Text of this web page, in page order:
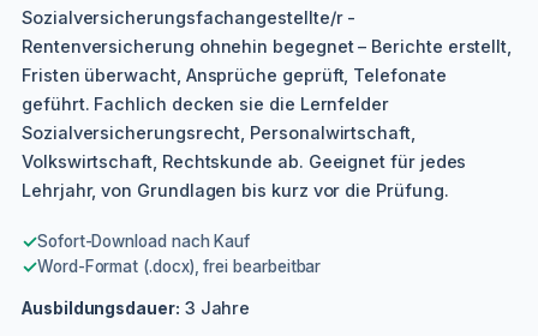
Sozialversicherungsfachangestellte/r -
Rentenversicherung ohnehin begegnet – Berichte erstellt,
Fristen überwacht, Ansprüche geprüft, Telefonate
geführt. Fachlich decken sie die Lernfelder
Sozialversicherungsrecht, Personalwirtschaft,
Volkswirtschaft, Rechtskunde ab. Geeignet für jedes
Lehrjahr, von Grundlagen bis kurz vor die Prüfung.
✓Sofort-Download nach Kauf
✓Word-Format (.docx), frei bearbeitbar
Ausbildungsdauer: 3 Jahre